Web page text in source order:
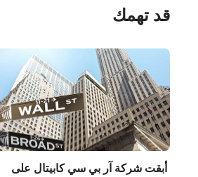
قد تهمك
أبقت شركة آر بي سي كابيتال على